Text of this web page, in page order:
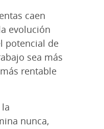
caen
evolución
potencial de
sea más
rentable
nunca,